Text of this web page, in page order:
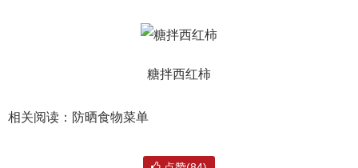
糖拌西红柿
相关阅读：防晒食物菜单